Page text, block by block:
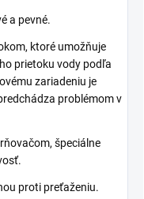
a pevné.
ktoré umožňuje
prietoku vody podľa
zariadeniu je
problémom v
špeciálne
proti preťaženiu.